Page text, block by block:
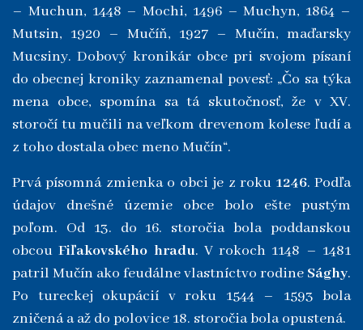
– Muchun, 1448 – Mochi, 1496 – Muchyn, 1864 –
Mutsin, 1920 – Mučíň, 1927 – Mučín, maďarsky
Mucsiny. Dobový kronikár obce pri svojom písaní
do obecnej kroniky zaznamenal povesť: „Čo sa týka
mena obce, spomína sa tá skutočnosť, že v XV.
storočí tu mučili na veľkom drevenom kolese ľudí a
z toho dostala obec meno Mučín“.
Prvá písomná zmienka o obci je z roku 1246. Podľa
údajov dnešné územie obce bolo ešte pustým
poľom. Od 13. do 16. storočia bola poddanskou
obcouFiľakovského hradu. V rokoch 1148 – 1481
patril Mučín ako feudálne vlastníctvo rodine Sághy.
Po tureckej okupácií v roku 1544 – 1593 bola
zničená a až do polovice 18. storočia bola opustená.